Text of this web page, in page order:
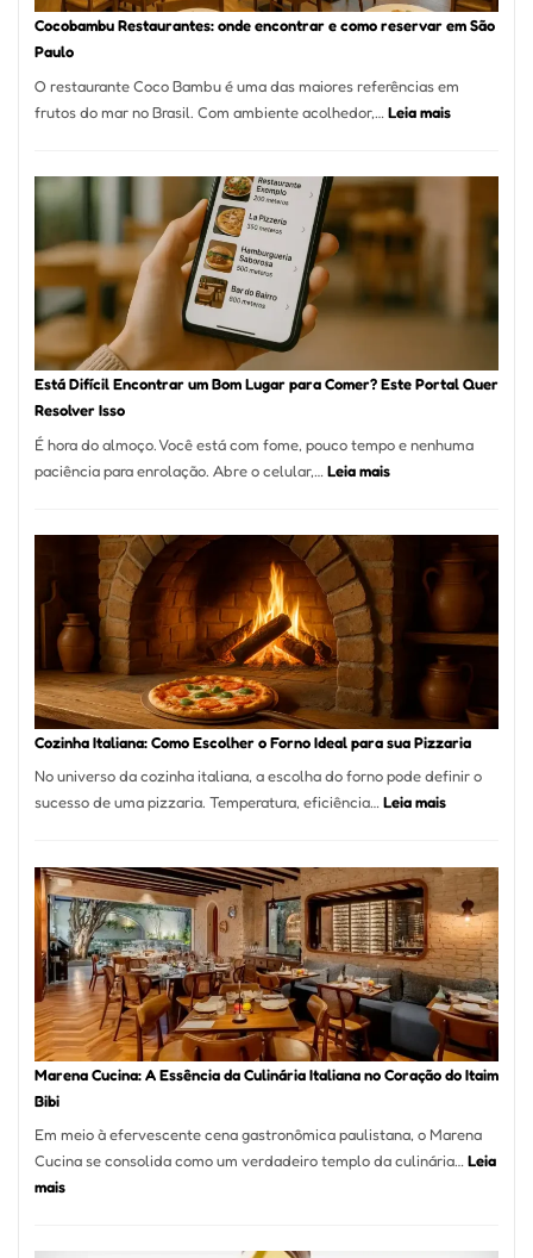
Definitivo
Alta
Gastronomia
Cocobambu Restaurantes: onde encontrar e como reservar em São
Paulo
O restaurante Coco Bambu é uma das maiores referências em
frutos do mar no Brasil. Com ambiente acolhedor,… Leia mais:
encontrar
reservar
Paulo
Está Difícil Encontrar um Bom Lugar para Comer? Este Portal Quer
Resolver Isso
É hora do almoço. Você está com fome, pouco tempo e nenhuma
paciência para enrolação. Abre o celular,… Leia mais:
Encontrar
um
Bom
Lugar
para
Comer?
Este
Portal
Resolver
Isso
Cozinha Italiana: Como Escolher o Forno Ideal para sua Pizzaria
No universo da cozinha italiana, a escolha do forno pode definir o
sucesso de uma pizzaria. Temperatura, eficiência…Leia mais:
Como
Escolher
o
Forno
Ideal
para
sua
Pizzaria
Marena Cucina: A Essência da Culinária Italiana no Coração do Itaim
Bibi
Em meio à efervescente cena gastronômica paulistana, o Marena
Cucina se consolida como um verdadeiro templo da culinária… Leia
mais: